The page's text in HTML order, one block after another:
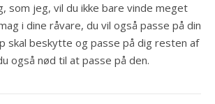
jeg, vil du ikke bare vinde meget
i dine råvare, du vil også passe på din
skal beskytte og passe på dig resten af
også nød til at passe på den.